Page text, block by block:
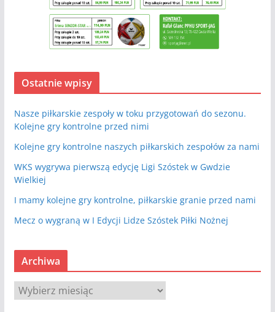
Ostatnie wpisy
Nasze piłkarskie zespoły w toku przygotowań do sezonu.
Kolejne gry kontrolne przed nimi
Kolejne gry kontrolne naszych piłkarskich zespołów za nami
WKS wygrywa pierwszą edycję Ligi Szóstek w Gwdzie
Wielkiej
I mamy kolejne gry kontrolne, piłkarskie granie przed nami
Mecz o wygraną w I Edycji Lidze Szóstek Piłki Nożnej
Archiwa
A
r